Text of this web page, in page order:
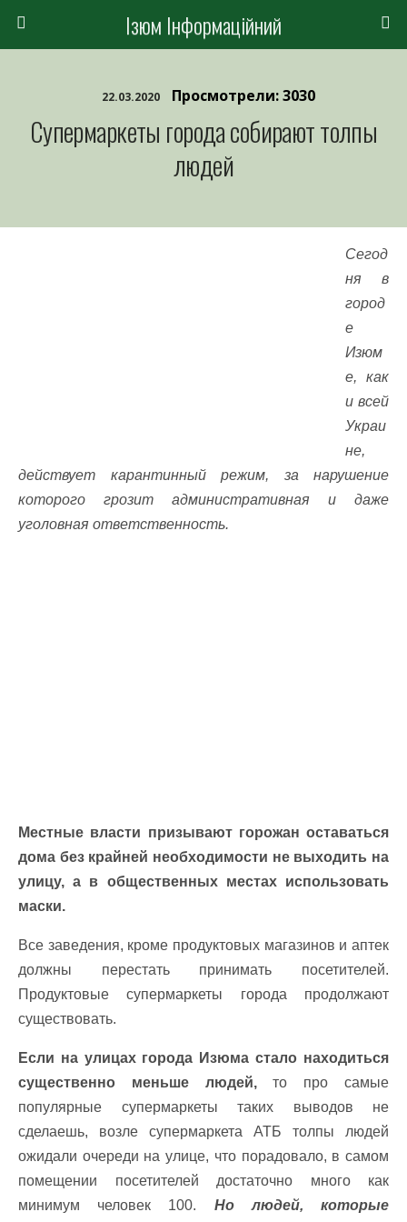
Ізюм Інформаційний
22.03.2020 Просмотрели: 3030
Супермаркеты города собирают толпы
людей
Сегод
ня в
город
е
Изюм
е, как
и всей
Украи
не,
действует карантинный режим, за нарушение
которого грозит административная и даже
уголовная ответственность.
Местные власти призывают горожан оставаться
дома без крайней необходимости не выходить на
улицу, а в общественных местах использовать
маски.
Все заведения, кроме продуктовых магазинов и аптек
должны перестать принимать посетителей.
Продуктовые супермаркеты города продолжают
существовать.
Если на улицах города Изюма стало находиться
существенно меньше людей,то про самые
популярные супермаркеты таких выводов не
сделаешь, возле супермаркета АТБ толпы людей
ожидали очереди на улице, что порадовало, в самом
помещении посетителей достаточно много как
минимум человек 100. Но людей, которые